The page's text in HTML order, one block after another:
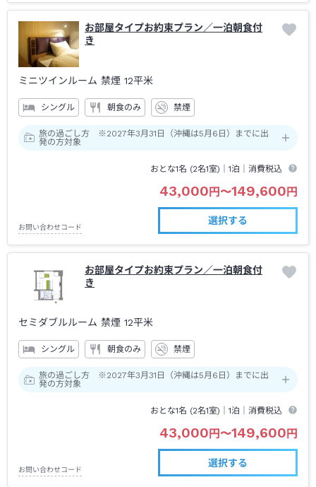
お部屋タイプお約束プラン／一泊朝食付
き
ミニツインルーム 禁煙 12平米
シングル 朝食のみ 禁煙
旅の過ごし方 ※2027年3月31日（沖縄は5月6日）までに出
発の方対象
おとな1名 (2名1室)｜1泊 ｜消費税込
43,000円〜149,600円
お問い合わせコード
選択する
お部屋タイプお約束プラン／一泊朝食付
き
セミダブルルーム 禁煙 12平米
シングル 朝食のみ 禁煙
旅の過ごし方 ※2027年3月31日（沖縄は5月6日）までに出
発の方対象
おとな1名 (2名1室)｜1泊 ｜消費税込
43,000 円 〜149,600 円
お問い合わせコード
選択する